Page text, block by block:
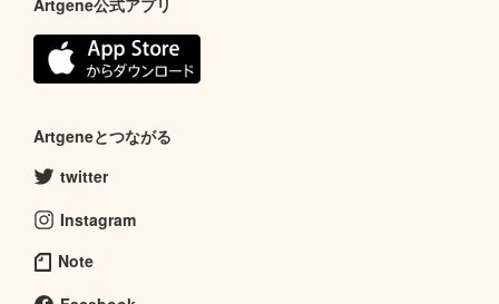
Artgene公式アプリ
Artgeneとつながる
twitter
Instagram
Note